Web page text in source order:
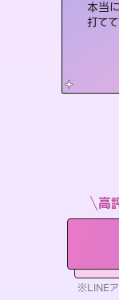
本当
打て
高
※LINEア